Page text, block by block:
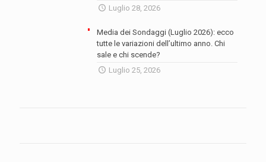
Luglio 28, 2026
Media dei Sondaggi (Luglio 2026): ecco
tutte le variazioni dell’ultimo anno. Chi
sale e chi scende?
Luglio 25, 2026